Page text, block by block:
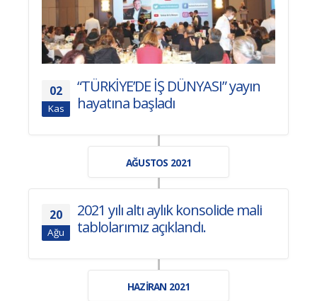
02
Kas
“TÜRKİYE’DE İŞ DÜNYASI” yayın
hayatına başladı
AĞUSTOS 2021
20
Ağu
2021 yılı altı aylık konsolide mali
tablolarımız açıklandı.
HAZIRAN 2021